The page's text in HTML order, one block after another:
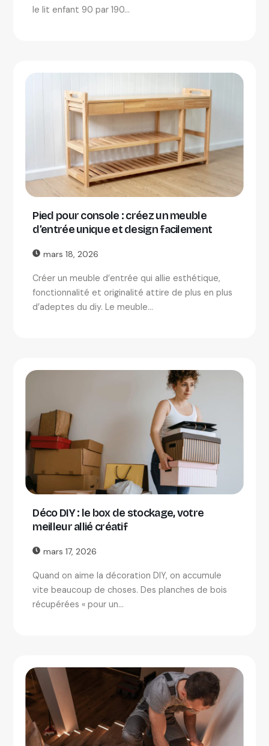
le lit enfant 90 par 190...
Pied pour console : créez un meuble
d’entrée unique et design facilement
mars 18, 2026
Créer un meuble d’entrée qui allie esthétique,
fonctionnalité et originalité attire de plus en plus
d’adeptes du diy. Le meuble...
Déco DIY : le box de stockage, votre
meilleur allié créatif
mars 17, 2026
Quand on aime la décoration DIY, on accumule
vite beaucoup de choses. Des planches de bois
récupérées « pour un...